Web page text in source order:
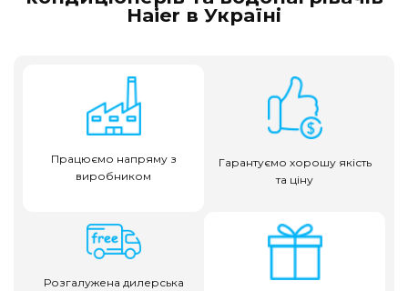
Haier в Україні
Працюємо напряму з
виробником
Гарантуємо хорошу якість
та ціну
Розгалужена дилерська